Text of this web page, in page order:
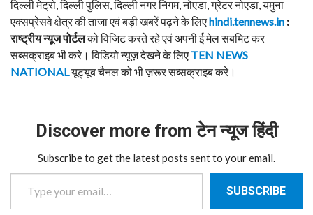
दिल्ली मेट्रो, दिल्ली पुलिस, दिल्ली नगर निगम, नोएडा, ग्रेटर नोएडा, यमुना
एक्सप्रेसवे क्षेत्र की ताजा एवं बड़ी खबरें पढ़ने के लिएhindi.tennews.in :
राष्ट्रीय न्यूज पोर्टलको विजिट करते रहे एवं अपनी ई मेल सबमिट कर
सब्सक्राइब भी करे। विडियो न्यूज़ देखने के लिए TEN NEWS
NATIONALयूट्यूब चैनल को भी ज़रूर सब्सक्राइब करे।
Discover more from टेन न्यूज हिंदी
Subscribe to get the latest posts sent to your email.
Type your email…
SUBSCRIBE